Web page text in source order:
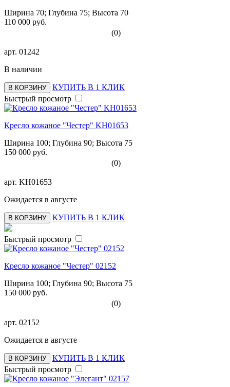
Ширина 70; Глубина 75; Высота 70
110 000 руб.
(0)
арт. 01242
В наличии
В КОРЗИНУ
КУПИТЬ В 1 КЛИК
Быстрый просмотр
Кресло кожаное "Честер" KH01653
Ширина 100; Глубина 90; Высота 75
150 000 руб.
(0)
арт. KH01653
Ожидается в августе
В КОРЗИНУ КУПИТЬ В 1 КЛИК
Быстрый просмотр
Кресло кожаное "Честер" 02152
Ширина 100; Глубина 90; Высота 75
150 000 руб.
(0)
арт. 02152
Ожидается в августе
В КОРЗИНУ
КУПИТЬ В 1 КЛИК
Быстрый просмотр